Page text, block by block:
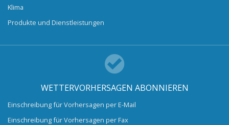
Klima
Produkte und Dienstleistungen
WETTERVORHERSAGEN ABONNIEREN
Einschreibung für Vorhersagen per E-Mail
Einschreibung für Vorhersagen per Fax